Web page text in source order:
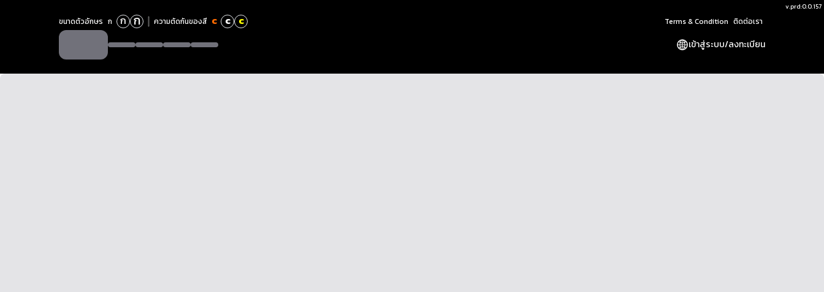
v.prd:0.0.157
ขนาดตัวอักษร ก ก ก ความตัดกันของสี c c c Terms & Condition ติดต่อเรา
เข้าสู่ระบบ/ลงทะเบียน